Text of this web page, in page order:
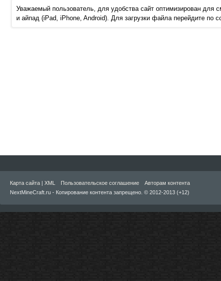
Уважаемый пользователь, для удобства сайт оптимизирован для
и айпад (iPad, iPhone, Android). Для загрузки файла перейдите по
Карта сайта | XML Пользовательское соглашение
Авторам контента
NextMineCraft.ru - Копирование контента запрещено. © 2012-2013 (+12)